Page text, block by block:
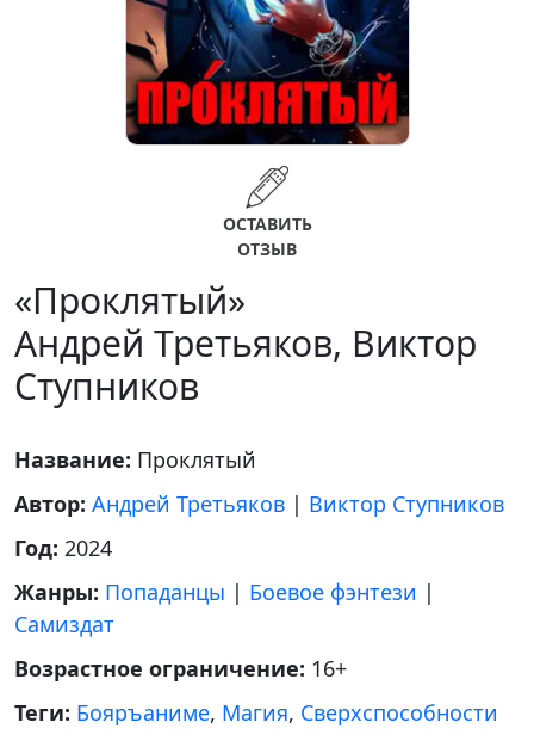
ОСТАВИТЬ
ОТЗЫВ
«Проклятый»
Андрей Третьяков, Виктор
Ступников
Название: Проклятый
Автор: Андрей Третьяков | Виктор Ступников
Год: 2024
Жанры: Попаданцы | Боевое фэнтези |
Самиздат
Возрастное ограничение: 16+
Теги: Бояръаниме, Магия, Сверхспособности